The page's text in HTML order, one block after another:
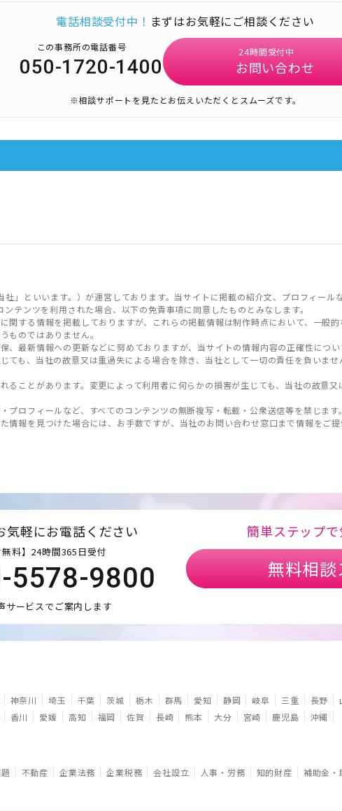
電話相談受付中！ まずはお気軽にご相談ください
この事務所の電話番号
050-1720-1400
24時間受付中
お問い合わせ
※相談サポートを見たとお伝えいただくとスムーズです。
」といいます。）が運営しております。当サイトに掲載の紹介文、プロフィール
テンツを利用された場合、以下の免責事項に同意したものとみなします。
関する情報を掲載しておりますが、これらの掲載情報は制作時点において、一般
ものではありません。
、最新情報への更新などに努めておりますが、当サイトの情報内容の正確性につ
ても、当社の故意又は重過失による場合を除き、当社として一切の責任を負いま
ることがあります。変更によって利用者に何らかの損害が生じても、当社の故意
プロフィールなど、すべてのコンテンツの無断複写・転載・公衆送信等を禁じます。
情報を見つけた場合には、お手数ですが、当社のお問い合わせ窓口まで情報をご提
気軽にお電話ください
無料】24時間365日受付
5578-9800
サービスでご案内します
簡単ステップ
無料相
神奈川 埼玉 千葉 茨城 栃木 群馬 愛知 静岡 岐阜 三重 長野
香川 愛媛 高知 福岡 佐賀 長崎 熊本 大分 宮崎 鹿児島 沖縄
不動産 企業法務 企業税務 会社設立 人事・労務 知的財産 補助金・